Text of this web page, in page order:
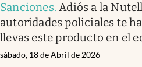
Sanciones.Adiós a la
autoridades policiales te
llevas este producto en el
sábado, 18 de Abril de 2026